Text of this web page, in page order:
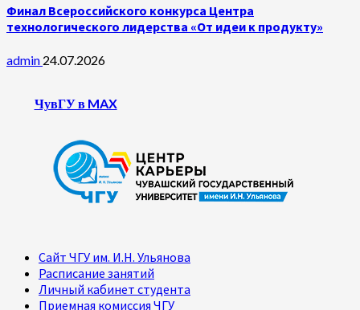
Финал Всероссийского конкурса Центра
технологического лидерства «От идеи к продукту»
admin 24.07.2026
ЧувГУ в MAX
Сайт ЧГУ им. И.Н. Ульянова
Расписание занятий
Личный кабинет студента
Приемная комиссия ЧГУ